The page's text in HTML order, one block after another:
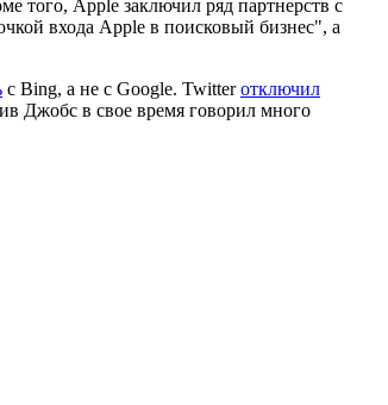
того, Apple заключил ряд партнерств с
входа Apple в поисковый бизнес", а
с Bing, а не с Google. Twitterотключил
Джобс в свое время говорил много